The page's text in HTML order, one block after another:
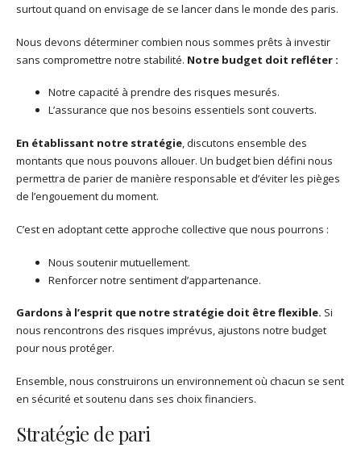
surtout quand on envisage de se lancer dans le monde des paris.
Nous devons déterminer combien nous sommes prêts à investir
sans compromettre notre stabilité. Notre budget doit refléter :
Notre capacité à prendre des risques mesurés.
L’assurance que nos besoins essentiels sont couverts.
En établissant notre stratégie, discutons ensemble des
montants que nous pouvons allouer. Un budget bien défini nous
permettra de parier de manière responsable et d’éviter les pièges
de l’engouement du moment.
C’est en adoptant cette approche collective que nous pourrons :
Nous soutenir mutuellement.
Renforcer notre sentiment d’appartenance.
Gardons à l’esprit que notre stratégie doit être flexible. Si
nous rencontrons des risques imprévus, ajustons notre budget
pour nous protéger.
Ensemble, nous construirons un environnement où chacun se sent
en sécurité et soutenu dans ses choix financiers.
Stratégie de pari